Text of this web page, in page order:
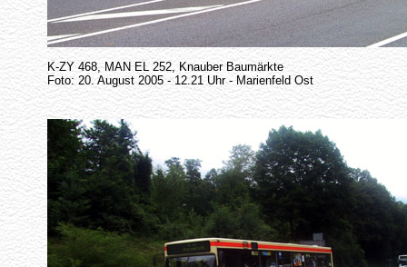
K-ZY 468, MAN EL 252, Knauber Baumärkte
Foto: 20. August 2005 - 12.21 Uhr - Marienfeld Ost